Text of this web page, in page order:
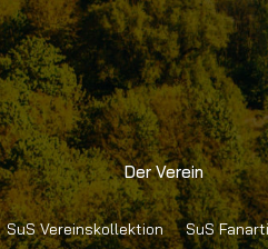
Der Verein
SuS Vereinskollektion SuS